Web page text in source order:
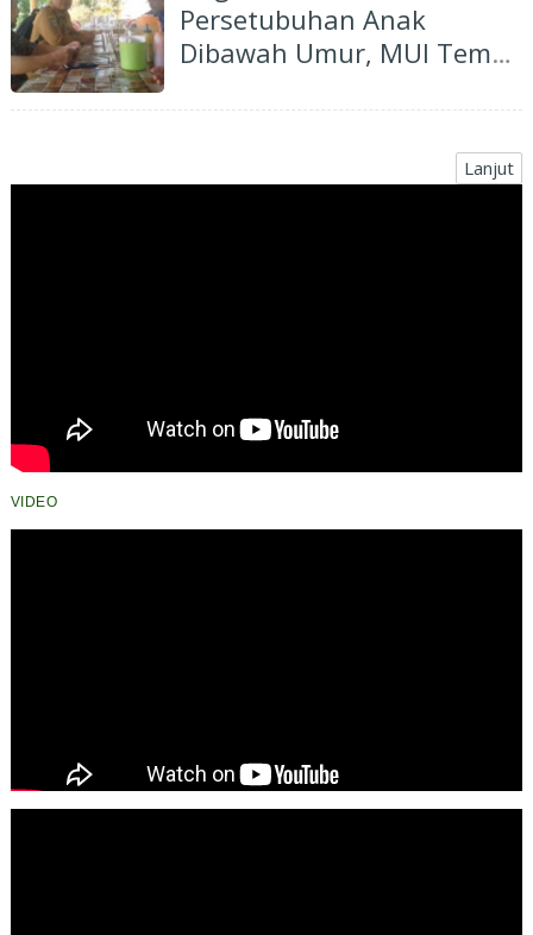
Persetubuhan Anak
Dibawah Umur, MUI Temui
Lanjut
VIDEO